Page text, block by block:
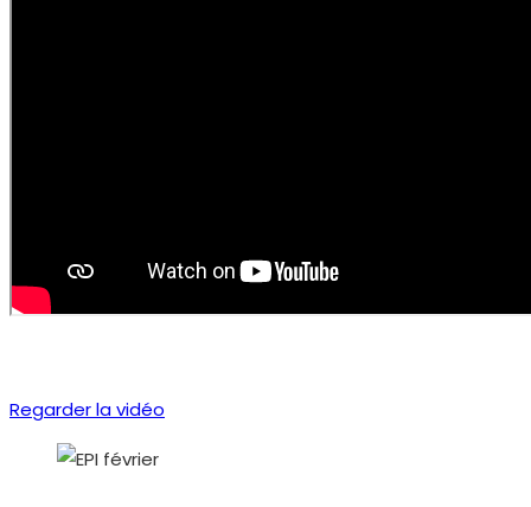
Regarder la vidéo